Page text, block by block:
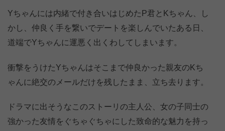
Yちゃんには内緒で付き合いはじめたP君とKちゃん、し
かし、仲良く手を繋いでデートを楽しんでいたある日、
道端でYちゃんに運悪く出くわしてしまいます。
衝撃をうけたYちゃんはそこまで仲良かった親友のKち
ゃんに絶交のメールだけを残したまま、立ち去ります。
ドラマに出そうなこのストーリの主人公、女の子同士の
強かった友情をぐちゃぐちゃにした致命的な魅力を持っ